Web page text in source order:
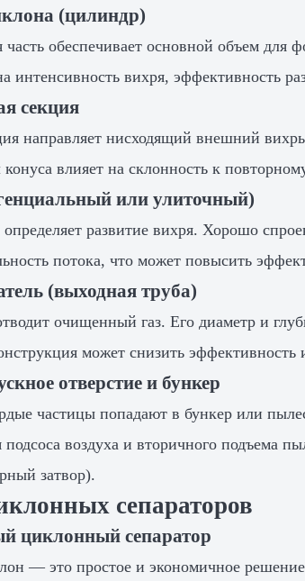
(цилиндр)
часть обеспечивает основной объем
интенсивность вихря, эффективность
секция
направляет нисходящий внешний
влияет на склонность к
или улиточный)
определяет развитие вихря. Хорошо
потока, что может повысить
(выходная труба)
очищенный газ. Его диаметр и
может снизить эффективность
отверстие и бункер
частицы попадают в бункер или
воздуха и вторичного подъема
затвор).
сепараторов
циклонный сепаратор
— это простое и экономичное